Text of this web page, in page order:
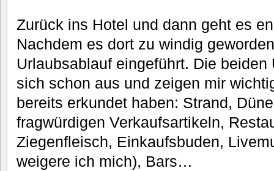
Zurück ins Hotel und dann geht es
Nachdem es dort zu windig
Urlaubsablauf eingeführt. Die
sich schon aus und zeigen mir
bereits erkundet haben: Strand,
fragwürdigen Verkaufsartikeln,
Ziegenfleisch, Einkaufsbuden,
weigere ich mich), Bars…